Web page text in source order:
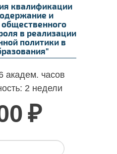
квалификации
и
в реализации
политики в
академ. часов
2 недели
₽